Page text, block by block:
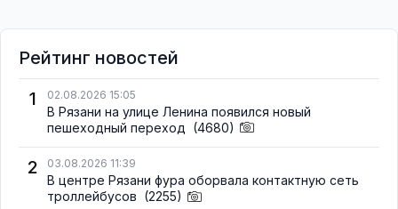
Рейтинг новостей
1
02.08.2026 15:05
В Рязани на улице Ленина появился новый
пешеходный переход (4680)
2 03.08.2026 11:39
В центре Рязани фура оборвала контактную сеть
троллейбусов (2255)